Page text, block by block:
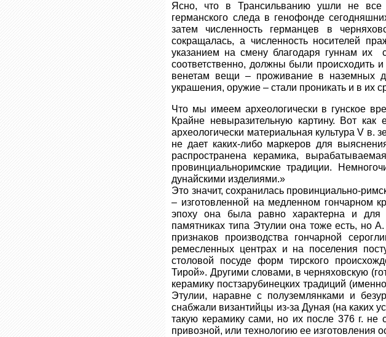
Ясно, что в Трансильванию ушли не все
германского следа в генофонде
затем численность германцев в
сокращалась, а численность носителей
указанием на смену благодаря гуннам
соответственно, должны были происходить
венетам вещи – проживание в наземных
украшения, оружие – стали проникать и в их
Что мы имеем археологически в гунское
Крайне невыразительную картину. Вот
археологически материальная культура V в.
не дает каких-либо маркеров для
распространена керамика,
провинциальноримские традиции.
дунайскими изделиями.»
Это значит, сохранилась провинциально-
– изготовленной на медленном гончарном
эпоху она была равно характерна и для
памятниках типа Этулии она тоже есть, но
признаков производства гончарной
ремесленных центрах и на поселения
столовой посуде форм тирского
Тирой». Другими словами, в черняховскую
керамику постзарубинецких традиций
Этулии, наравне с полуземлянками и
снабжали византийцы из-за Дуная (на каких
такую керамику сами, но их после 376 г. не
привозной, или технологию ее изготовления